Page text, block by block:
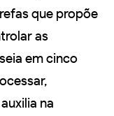
que propõe
as
em cinco
na